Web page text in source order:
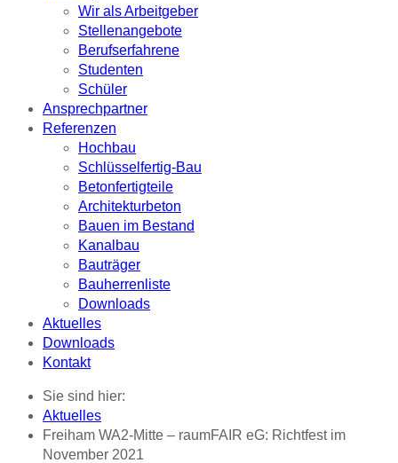
Wir als Arbeitgeber
Stellenangebote
Berufserfahrene
Studenten
Schüler
Ansprechpartner
Referenzen
Hochbau
Schlüsselfertig-Bau
Betonfertigteile
Architekturbeton
Bauen im Bestand
Kanalbau
Bauträger
Bauherrenliste
Downloads
Aktuelles
Downloads
Kontakt
Sie sind hier:
Aktuelles
Freiham WA2-Mitte – raumFAIR eG: Richtfest im
November 2021